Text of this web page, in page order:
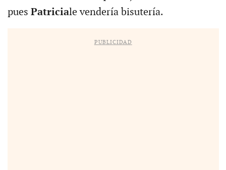
pues Patriciale vendería bisutería.
PUBLICIDAD